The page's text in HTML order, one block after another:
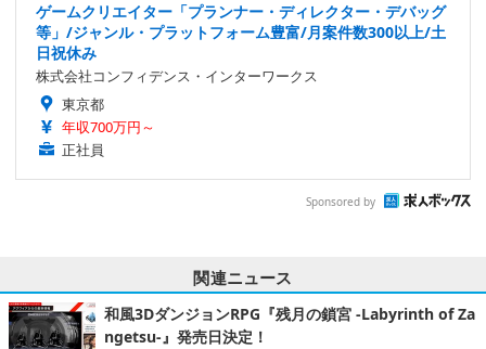
ゲームクリエイター「プランナー・ディレクター・デバッグ
等」/ジャンル・プラットフォーム豊富/月案件数300以上/土
日祝休み
株式会社コンフィデンス・インターワークス
東京都
年収700万円～
正社員
Sponsored by
関連ニュース
和風3DダンジョンRPG『残月の鎖宮 -Labyrinth of Za
ngetsu-』発売日決定！